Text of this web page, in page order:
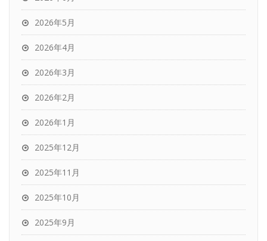
2026年5月
2026年4月
2026年3月
2026年2月
2026年1月
2025年12月
2025年11月
2025年10月
2025年9月